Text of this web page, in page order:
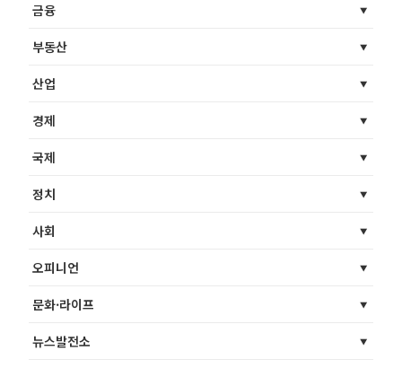
금융
부동산
산업
경제
국제
정치
사회
오피니언
문화·라이프
뉴스발전소